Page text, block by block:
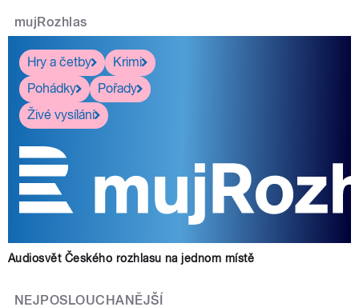
mujRozhlas
Hry a četby
Krimi
Pohádky
Pořady
Živé vysílání
Audiosvět Českého rozhlasu na jednom místě
NEJPOSLOUCHANĚJŠÍ